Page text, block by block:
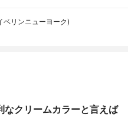
ベリンニューヨーク)
なクリームカラーと言えば